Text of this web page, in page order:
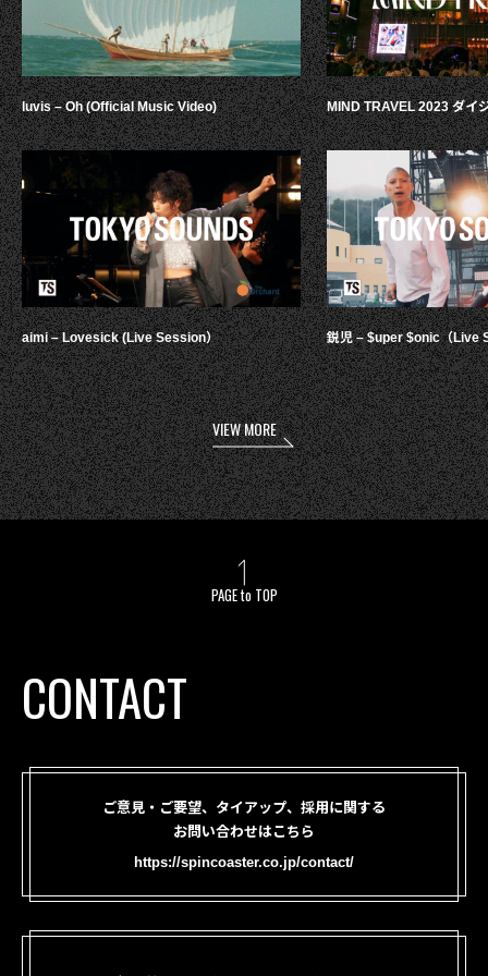
luvis – Oh (Official Music Video)
aimi – Lovesick (Live Session）
MIND TRAVEL 2023 ダイ
鋭児 – $uper $onic（Live
VIEW MORE
PAGE to TOP
CONTACT
ご意見・ご要望、タイアップ、採用に関する
お問い合わせはこちら
https://spincoaster.co.jp/contact/